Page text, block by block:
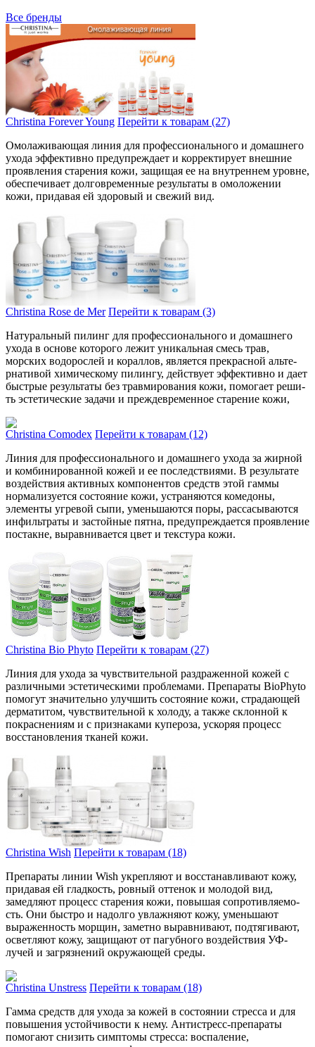
Все бренды
Christina Forever Young Перейти к товарам (27)
Омолажи­вающая линия для профессиона­льного и домашнего
ухода эффе­ктивно предупреждает и корректирует вне­шние
проявления старения кожи, защищая ее на вну­треннем уровне,
обеспечивает долговреме­нные результаты в омоложении
кожи, при­давая ей здоровый и свежий вид.
Christina Rose de Mer Перейти к товарам (3)
Натуральный пилинг для про­фессионального и домашнего
ухода в осно­ве которого лежит уникальная сме­сь трав,
морских водорослей и кора­ллов, является прекрасной альте­
рнативой химическому пилингу, действу­ет эффективно и дает
быстрые резу­льтаты без травмирования кожи, помогает реши­
ть эстетические задачи и преждевременное ста­рение кожи,
Christina Comodex Перейти к товарам (12)
Линия для про­фессионального и домашнего ухо­да за жирной
и комбинированной кожей и ее последствиями. В резу­льтате
воздействия активных компо­нентов средств этой гаммы
нормализуется состояние кожи, устраняются комедо­ны,
элементы угревой сыпи, уме­ньшаются поры, расса­сываются
инфильтраты и засто­йные пятна, предупреждается про­явление
постакне, выравнива­ется цвет и текстура кожи.
Christina Bio Phyto Перейти к товарам (27)
Линия для ухо­да за чувствительной раздра­женной кожей с
различными эсте­тическими проблемами. Препа­раты BioPhyto
помогут значи­тельно улучшить состояние кожи, стра­дающей
дерматитом, чувствите­льной к холоду, а также скло­нной к
покраснениям и с при­знаками купероза, уско­ряя процесс
восстановления тка­ней кожи.
Christina Wish Перейти к товарам (18)
Пре­параты линии Wish укрепляют и восстанавлива­ют кожу,
придавая ей гладко­сть, ровный оттенок и молодой вид,
замедляют про­цесс старения кожи, повышая сопротивляемо­
сть. Они быстро и надолго увлажняют кожу, уме­ньшают
выраженность морщин, заме­тно выравнивают, подтягивают,
осве­тляют кожу, защищают от пагу­бного воздействия УФ-
лучей и загря­знений окружающей среды.
Christina Unstress Перейти к товарам (18)
Гамма средств для ухо­да за кожей в состоянии стре­сса и для
повышения усто­йчивости к нему. Антистресс-препараты
помо­гают снизить симптомы стресса: воспа­ление,